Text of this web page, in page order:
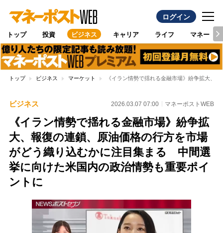
ログイン
トップ 投資 ビジネス キャリア ライフ マネー
トップ ビジネス マーケット 《イラン情勢で揺れる金融市場》紛争拡大、
ビジネス 2026.03.07 07:00 マネーポストWEB
《イラン情勢で揺れる金融市場》紛争拡
大、報復の連鎖、原油価格の行方を市場
がどう織り込むかに注目集まる 中間選
挙に向けた米国内の政治情勢も重要ポイ
ントに